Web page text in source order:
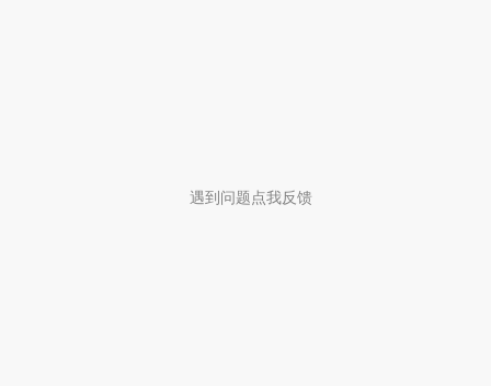
遇到问题点我反馈